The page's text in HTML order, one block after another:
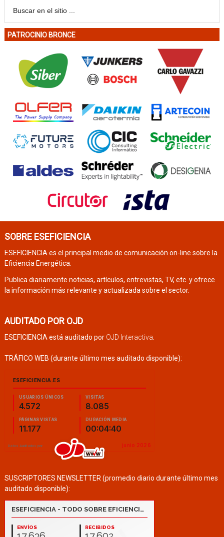
PATROCINIO BRONCE
SOBRE ESEFICIENCIA
ESEFICIENCIA es el principal medio de comunicación on-line sobre la
Eficiencia Energética.
Publica diariamente noticias, artículos, entrevistas, TV, etc. y ofrece
la información más relevante y actualizada sobre el sector.
AUDITADO POR OJD
ESEFICIENCIA está auditado por OJD Interactiva
TRÁFICO WEB (durante último mes auditado disponible):
SUSCRIPTORES NEWSLETTER (promedio diario durante último mes
auditado disponible):